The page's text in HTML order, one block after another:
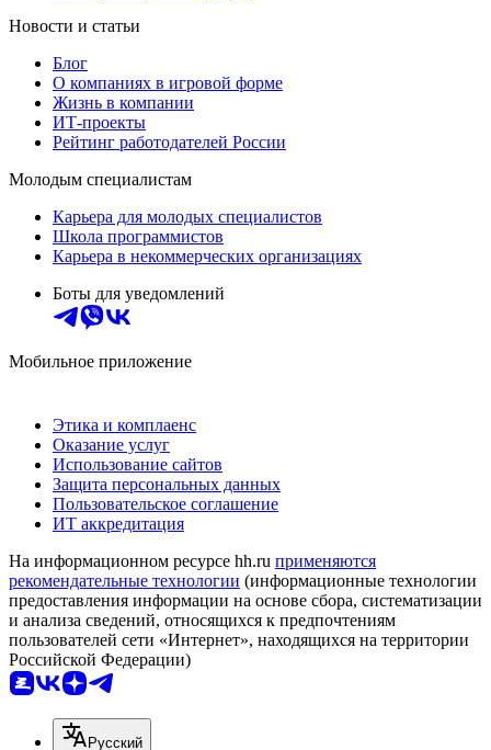
Новости и статьи
Блог
О компаниях в игровой форме
Жизнь в компании
ИТ-проекты
Рейтинг работодателей России
Молодым специалистам
Карьера для молодых специалистов
Школа программистов
Карьера в некоммерческих организациях
Боты для уведомлений
Мобильное приложение
Этика и комплаенс
Оказание услуг
Использование сайтов
Защита персональных данных
Пользовательское соглашение
ИТ аккредитация
На информационном ресурсе hh.ru применяются
рекомендательные технологии (информационные технологии
предоставления информации на основе сбора, систематизации
и анализа сведений, относящихся к предпочтениям
пользователей сети «Интернет», находящихся на территории
Российской Федерации)
Русский